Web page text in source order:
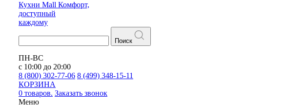
Кухни Mall Комфорт,
доступный
каждому
Поиск
ПН-ВС
с 10:00 до 20:00
8 (800) 302-77-06 8 (499) 348-15-11
КОРЗИНА
0 товаров. Заказать звонок
Меню